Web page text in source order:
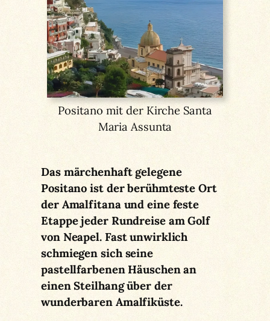
Positano mit der Kirche Santa
Maria Assunta
Das märchenhaft gelegene
Positano ist der berühmteste Ort
der Amalfitana und eine feste
Etappe jeder Rundreise am Golf
von Neapel. Fast unwirklich
schmiegen sich seine
pastellfarbenen Häuschen an
einen Steilhang über der
wunderbaren Amalfiküste.